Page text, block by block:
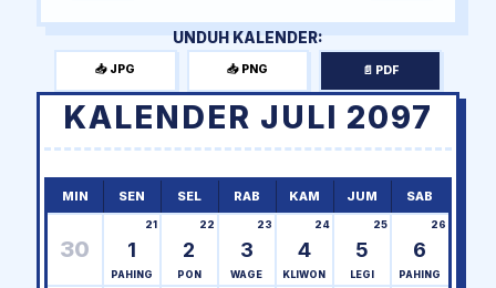
UNDUH KALENDER:
📥 JPG 📥 PNG 📄 PDF
KALENDER JULI 2097
MIN SEN SEL RAB KAM JUM SAB
30 1
21
PAHING
2
22
PON
3
23
WAGE
4
24
KLIWON
5
25
LEGI
6
26
PAHING